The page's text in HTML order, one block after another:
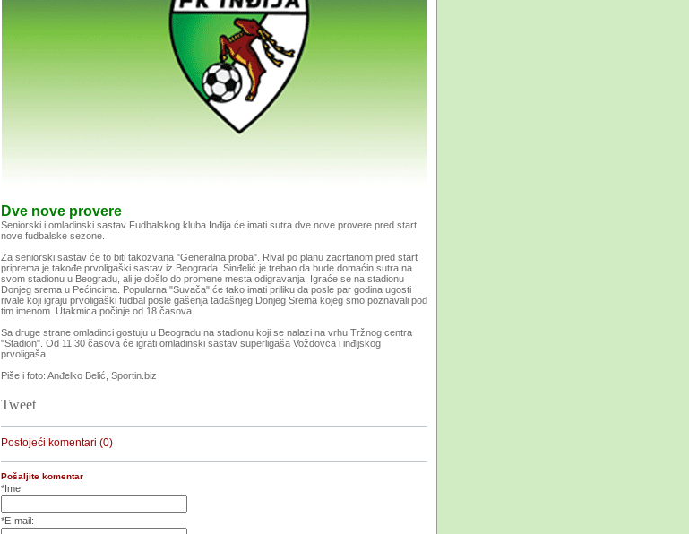
Dve nove provere
Seniorski i omladinski sastav Fudbalskog kluba Inđija će imati sutra dve nove provere pred start
nove fudbalske sezone.
Za seniorski sastav će to biti takozvana "Generalna proba". Rival po planu zacrtanom pred start
priprema je takođe prvoligaški sastav iz Beograda. Sinđelić je trebao da bude domaćin sutra na
svom stadionu u Beogradu, ali je došlo do promene mesta odigravanja. Igraće se na stadionu
Donjeg srema u Pećincima. Popularna "Suvača" će tako imati priliku da posle par godina ugosti
rivale koji igraju prvoligaški fudbal posle gašenja tadašnjeg Donjeg Srema kojeg smo poznavali pod
tim imenom. Utakmica počinje od 18 časova.
Sa druge strane omladinci gostuju u Beogradu na stadionu koji se nalazi na vrhu Tržnog centra
"Stadion". Od 11,30 časova će igrati omladinski sastav superligaša Voždovca i inđijskog
prvoligaša.
Piše i foto: Anđelko Belić, Sportin.biz
Tweet
Postojeći komentari (0)
Pošaljite komentar
*Ime:
*E-mail: